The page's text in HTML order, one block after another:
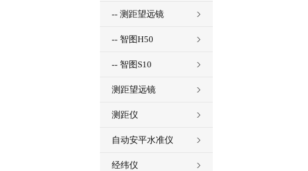
X1500H
-- 测距望远镜
X2000A
-- 智图H50
-- 智图S10
测距望远镜
测距仪
自动安平水准仪
经纬仪